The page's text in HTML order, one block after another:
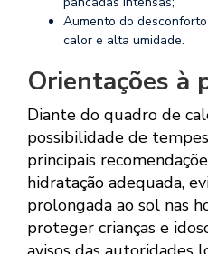
Aumento do
calor e alta umidade.
Orientações à
Diante do quadro de
possibilidade de
principais
hidratação adequada,
prolongada ao sol nas
proteger crianças e